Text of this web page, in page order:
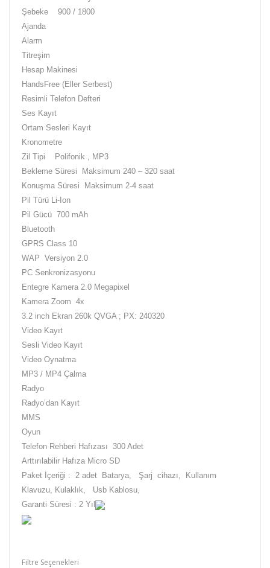
Şebeke
900 / 1800
Ajanda
Alarm
Titreşim
Hesap Makinesi
HandsFree (Eller Serbest)
Resimli Telefon Defteri
Ses Kayıt
Ortam Sesleri Kayıt
Kronometre
Zil Tipi
Polifonik , MP3
Bekleme Süresi
Maksimum 240 – 320 saat
Konuşma Süresi
Maksimum 2-4 saat
Pil Türü Li-Ion
Pil Gücü 700 mAh
Bluetooth
GPRS Class 10
WAP Versiyon 2.0
PC Senkronizasyonu
Entegre Kamera 2.0 Megapixel
Kamera Zoom 4x
3.2 inch Ekran 260k QVGA ; PX: 240320
Video Kayıt
Sesli Video Kayıt
Video Oynatma
MP3 / MP4 Çalma
Radyo
Radyo’dan Kayıt
MMS
Oyun
Telefon Rehberi Hafızası
300 Adet
Arttırılabilir Hafıza Micro SD
Paket İçeriği : 2 adet
Batarya, Şarj cihazı,
Kullanım
Klavuzu, Kulaklık,
Usb Kablosu,
Garanti Süresi : 2 Yıl
Filtre Seçenekleri